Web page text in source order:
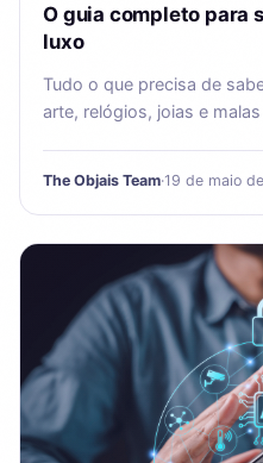
O guia completo para
luxo
Tudo o que precisa de
arte, relógios, joias e
The Objais Team·19 de maio